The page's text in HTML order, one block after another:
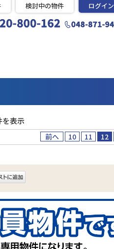
検討中の物件 ログイン
表示
前へ 10 11 12